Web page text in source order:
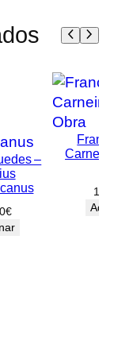
–
€
Carneiro –
100,00